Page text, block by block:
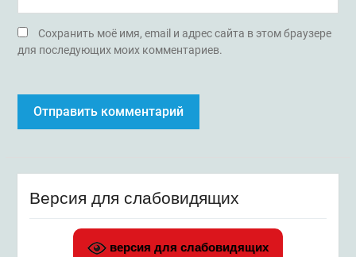
Сохранить моё имя, email и адрес сайта в этом браузере
для последующих моих комментариев.
Версия для слабовидящих
версия для слабовидящих